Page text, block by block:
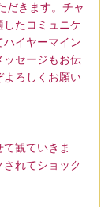
だきます。チャ
たコミュニケ
イヤーマイン
ッセージもお伝
よろしくお願い
観ていきま
れてショック